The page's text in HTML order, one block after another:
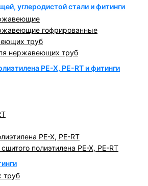
углеродистой стали и фитинги
гофрированные
труб
нержавеющих труб
PE-X, PE-RT и фитинги
PE-X, PE-RT
полиэтилена PE-X, PE-RT
труб